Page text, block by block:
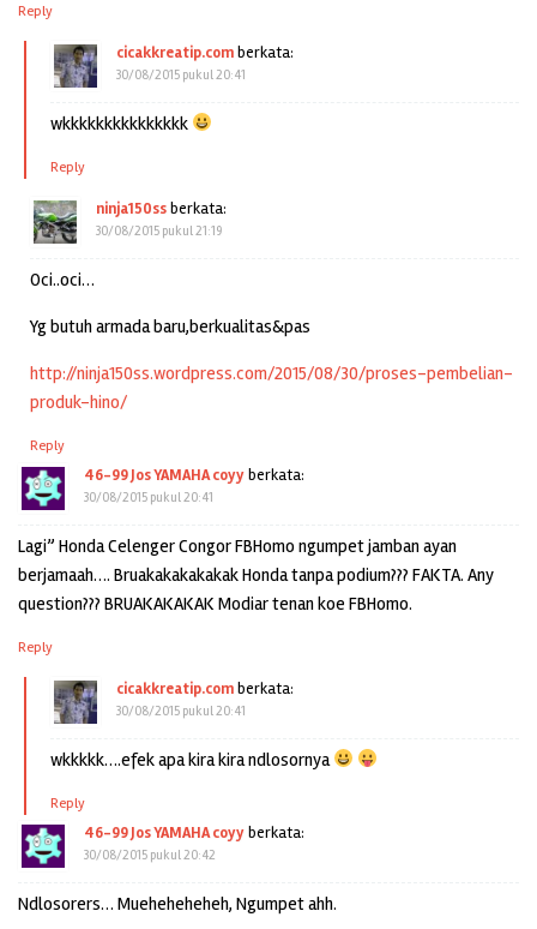
Reply
cicakkreatip.comberkata:
30/08/2015 pukul 20:41
wkkkkkkkkkkkkkkk
Reply
ninja150ssberkata:
30/08/2015 pukul 21:19
Oci..oci…
Yg butuh armada baru,berkualitas&pas
http://ninja150ss.wordpress.com/2015/08/30/proses-pembelian-
produk-hino/
Reply
46-99 Jos YAMAHA coyyberkata:
30/08/2015 pukul 20:41
Lagi” Honda Celenger Congor FBHomo ngumpet jamban ayan
berjamaah…. Bruakakakakakak Honda tanpa podium??? FAKTA. Any
question??? BRUAKAKAKAK Modiar tenan koe FBHomo.
Reply
cicakkreatip.comberkata:
30/08/2015 pukul 20:41
wkkkkk….efek apa kira kira ndlosornya
Reply
46-99 Jos YAMAHA coyyberkata:
30/08/2015 pukul 20:42
Ndlosorers… Mueheheheheh, Ngumpet ahh.